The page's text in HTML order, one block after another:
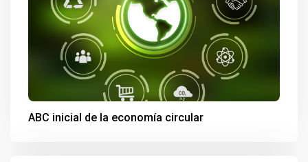
ABC inicial de la economía circular